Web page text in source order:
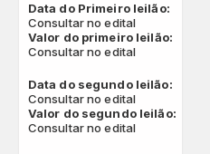
Data do Primeiro leilão:
Consultar no edital
Valor do primeiro leilão:
Consultar no edital
Data do segundo leilão:
Consultar no edital
Valor do segundo leilão:
Consultar no edital